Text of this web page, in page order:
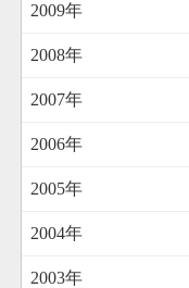
2009年
2008年
2007年
2006年
2005年
2004年
2003年